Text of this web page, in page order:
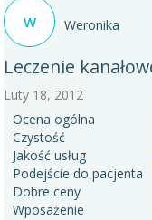
Leczenie
Luty 18, 2012
Ocena ogólna
Czystość
Jakość usług
Podejście do pacjenta
Dobre ceny
Wposażenie
W Weronika